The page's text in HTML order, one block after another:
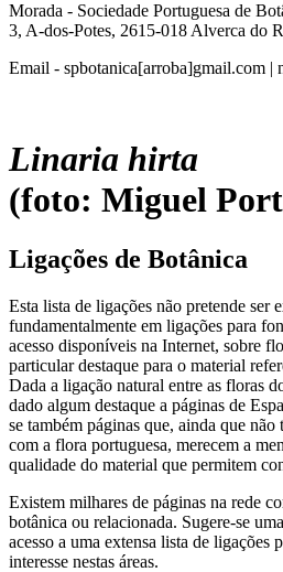
Morada - Sociedade Portuguesa de
3, A-dos-Potes, 2615-018 Alverca do
Email - spbotanica[arroba]gmail.com |
Linaria hirta
(foto: Miguel
Ligações de Botânica
Esta lista de ligações não pretende ser
fundamentalmente em ligações para
acesso disponíveis na Internet, sobre
particular destaque para o material
Dada a ligação natural entre as floras
dado algum destaque a páginas de
se também páginas que, ainda que
com a flora portuguesa, merecem a
qualidade do material que permitem
Existem milhares de páginas na rede
botânica ou relacionada. Sugere-se
acesso a uma extensa lista de ligações
interesse nestas áreas.